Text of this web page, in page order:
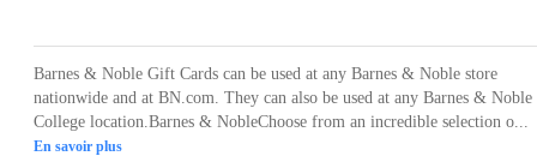
Barnes & Noble Gift Cards can be used at any Barnes & Noble store
nationwide and at BN.com. They can also be used at any Barnes & Noble
College location.Barnes & NobleChoose from an incredible selection o...
En savoir plus